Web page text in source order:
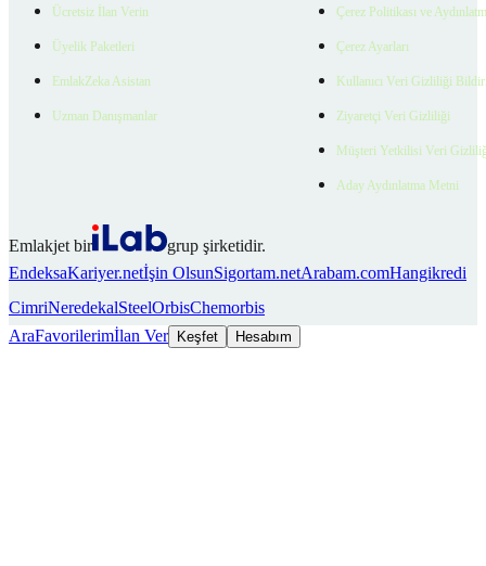
Ücretsiz İlan Verin
Üyelik Paketleri
EmlakZeka Asistan
Uzman Danışmanlar
Çerez Politikası ve
Çerez Ayarları
Kullanıcı Veri Gizliliği
Ziyaretçi Veri Gizliliği
Müşteri Yetkilisi Veri
Aday Aydınlatma Metni
Emlakjet bir
grup şirketidir.
EndeksaKariyer.netİşin OlsunSigortam.netArabam.comHangikredi
CimriNeredekalSteelOrbisChemorbis
AraFavorilerimİlan Ver Keşfet Hesabım